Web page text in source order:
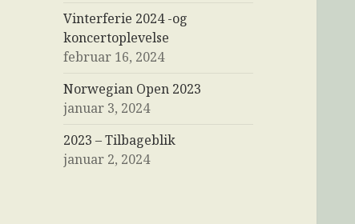
Vinterferie 2024 -og
koncertoplevelse
februar 16, 2024
Norwegian Open 2023
januar 3, 2024
2023 – Tilbageblik
januar 2, 2024